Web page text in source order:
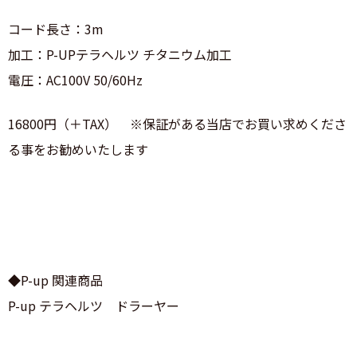
コード長さ：3m
加工：P-UPテラヘルツ チタニウム加工
電圧：AC100V 50/60Hz
16800円（＋TAX） ※保証がある当店でお買い求めくださ
る事をお勧めいたします
◆P-up 関連商品
P-up テラヘルツ ドラーヤー